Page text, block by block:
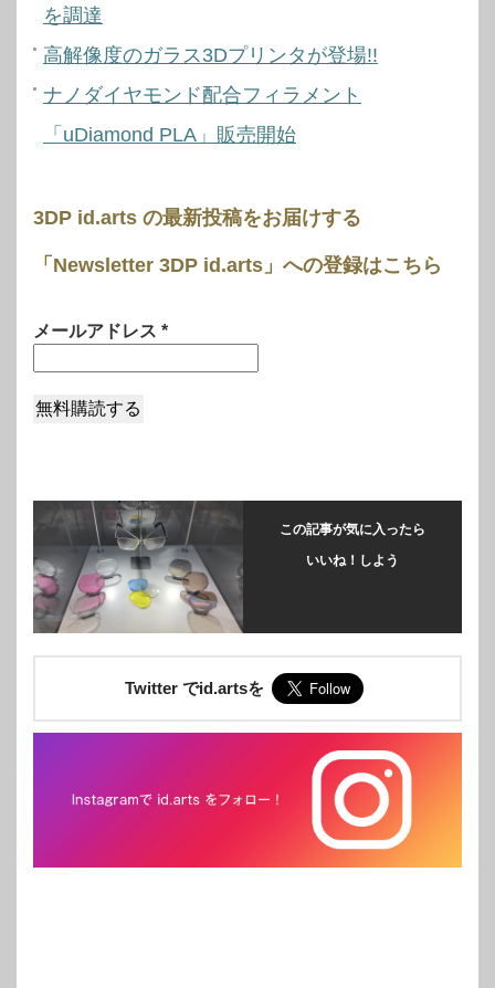
を調達
高解像度のガラス3Dプリンタが登場!!
ナノダイヤモンド配合フィラメント
「uDiamond PLA」販売開始
3DP id.arts の最新投稿をお届けする
「Newsletter 3DP id.arts」への登録はこちら
メールアドレス *
この記事が気に入ったら
いいね！しよう
Twitter でid.artsを